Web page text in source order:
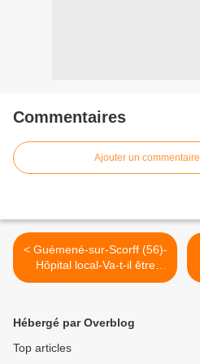
Commentaires
Ajouter un commentaire
< Guémené-sur-Scorff (56)-
Hôpital local-Va-t-il être
contraint à la fermeture ?
Hébergé par Overblog
Top articles